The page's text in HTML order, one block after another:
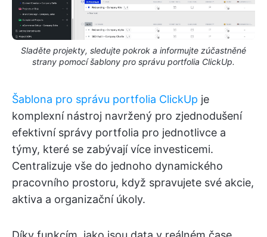
Sladěte projekty, sledujte pokrok a informujte zúčastněné
strany pomocí šablony pro správu portfolia ClickUp.
Šablona pro správu portfolia ClickUp je
komplexní nástroj navržený pro zjednodušení
efektivní správy portfolia pro jednotlivce a
týmy, které se zabývají více investicemi.
Centralizuje vše do jednoho dynamického
pracovního prostoru, když spravujete své akcie,
aktiva a organizační úkoly.